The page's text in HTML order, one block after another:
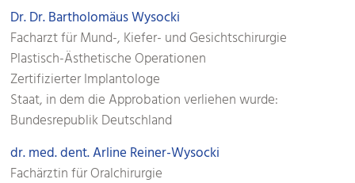
Dr. Dr. Bartholomäus Wysocki
Facharzt für Mund-, Kiefer- und Gesichtschirurgie
Plastisch-Ästhetische Operationen
Zertifizierter Implantologe
Staat, in dem die Approbation verliehen wurde:
Bundesrepublik Deutschland
dr. med. dent. Arline Reiner-Wysocki
Fachärztin für Oralchirurgie